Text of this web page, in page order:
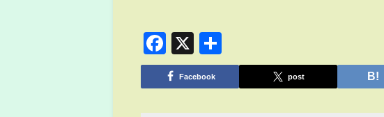
Facebook
X
有
Facebook post